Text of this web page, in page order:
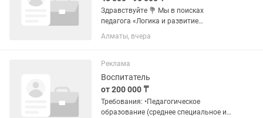
Здравствуйте 💐 Мы в поисках
педагога «Логика и развитие
мышления» (дети 6–9 лет) Ищем в
нашу команду творческого педагога,
умеет превращать обучение в...
Алматы, вчера
Реклама
Воспитатель
от 200 000 ₸
Требования: •Педагогическое
образование (среднее специальное или